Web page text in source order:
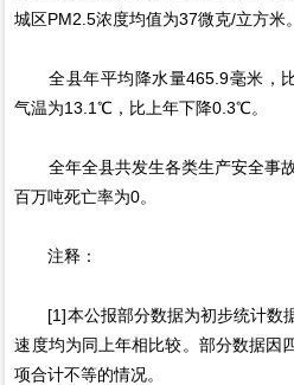
城区PM2.5浓度均值为37微克/立方米。
全县年平均降水量465.9毫米，
气温为13.1℃，比上年下降0.3℃。
全年全县共发生各类生产安全事
百万吨死亡率为0。
注释：
[1]本公报部分数据为初步统计数
速度均为同上年相比较。部分数据因
项合计不等的情况。